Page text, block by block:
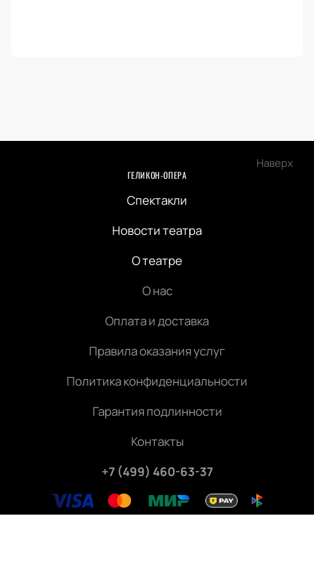
Наверх
ГЕЛИКОН-ОПЕРА
Спектакли
Новости театра
О театре
О нас
Оплата и доставка
Правила оказания услуг
Политика конфиденциальности
Гарантия подлинности
Контакты
+7 (499) 460-63-37